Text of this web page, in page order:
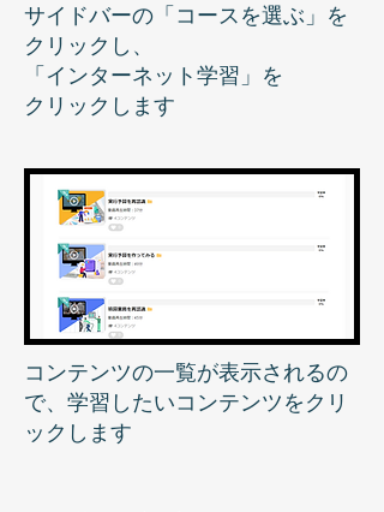
サイドバーの「コースを選ぶ」を
クリックし、
​「インターネット学習」を
クリックします
コンテンツの一覧が表示されるの
で、学習したいコンテンツをクリ
ックします